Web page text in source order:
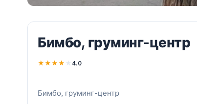
Бимбо, груминг-центр
★★★★ ★ 4.0
Бимбо, груминг-центр